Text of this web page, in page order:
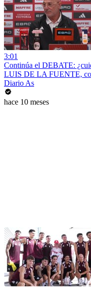
3:01
Continúa el DEBATE:
LUIS DE LA FUENTE,
Diario As
hace 10 meses